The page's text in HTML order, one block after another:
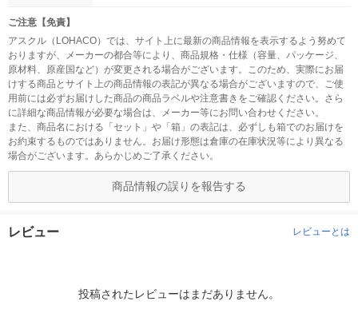
ご注意【免責】
アスクル（LOHACO）では、サイト上に最新の商品情報を表示するよう努めて
おりますが、メーカーの都合等により、商品規格・仕様（容量、パッケージ、
原材料、原産国など）が変更される場合がございます。このため、実際にお届
けする商品とサイト上の商品情報の表記が異なる場合がございますので、ご使
用前には必ずお届けした商品の商品ラベルや注意書きをご確認ください。さら
に詳細な商品情報が必要な場合は、メーカー等にお問い合わせください。
また、商品名における「セット」や「箱」の表記は、必ずしも箱でのお届けを
お約束するものではありません。お届け形態は倉庫の在庫状況等により異なる
場合がございます。あらかじめご了承ください。
商品情報の誤りを報告する
レビュー レビューとは
投稿されたレビューはまだありません。